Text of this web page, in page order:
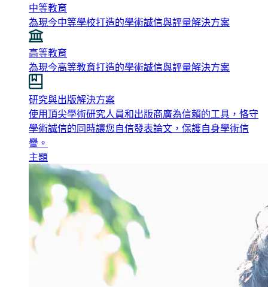
中等教育
為現今中等學校打造的學術誠信與評量解決方案
高等教育
為現今高等教育打造的學術誠信與評量解決方案
研究與出版解決方案
使用頂尖學術研究人員和出版商廣為信賴的工具，恪守
學術誠信的同時讓您自信發表論文，保護自身學術信
譽。
主題